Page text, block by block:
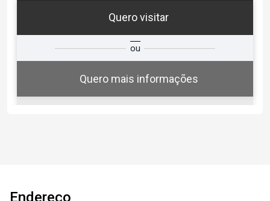
Quero visitar
ou
Quero mais informações
Qual o melhor dia e horário para
você?
Endereço